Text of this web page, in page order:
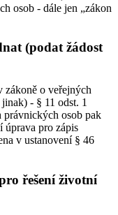
osob - dále jen „zákon
(podat žádost
zákoně o veřejných
- § 11 odst. 1
osob pak
úprava pro zápis
v ustanovení § 46
řešení životní